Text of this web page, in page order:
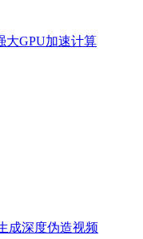
大GPU加速计算
成深度伪造视频